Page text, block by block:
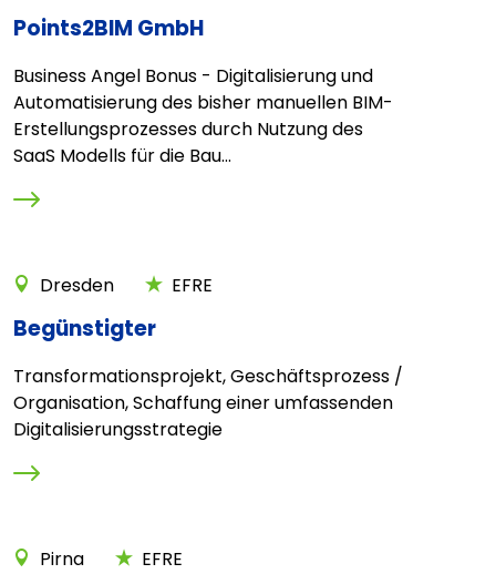
Points2BIM GmbH
Business Angel Bonus - Digitalisierung und
Automatisierung des bisher manuellen BIM-
Erstellungsprozesses durch Nutzung des
SaaS Modells für die Bau...
Dresden EFRE
Begünstigter
Transformationsprojekt, Geschäftsprozess /
Organisation, Schaffung einer umfassenden
Digitalisierungsstrategie
Pirna EFRE